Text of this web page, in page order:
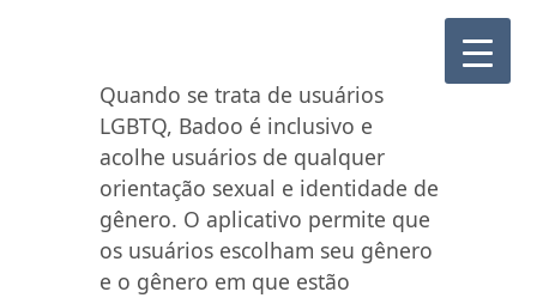
Quando se trata de usuários
LGBTQ, Badoo é inclusivo e
acolhe usuários de qualquer
orientação sexual e identidade de
gênero. O aplicativo permite que
os usuários escolham seu gênero
e o gênero em que estão